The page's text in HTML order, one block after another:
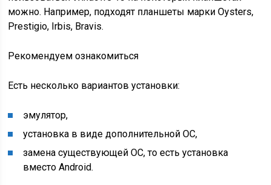
можно. Например, подходят планшеты марки Oysters,
Prestigio, Irbis, Bravis.
Рекомендуем ознакомиться
Есть несколько вариантов установки:
эмулятор,
установка в виде дополнительной ОС,
замена существующей ОС, то есть установка
вместо Android.